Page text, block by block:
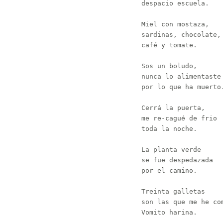
despacio escuela.
Miel con mostaza,
sardinas, chocolate,
café y tomate.
Sos un boludo,
nunca lo alimentaste
por lo que ha muerto.
Cerrá la puerta,
me re-cagué de frio
toda la noche.
La planta verde
se fue despedazada
por el camino.
Treinta galletas
son las que me he
Vomito harina.